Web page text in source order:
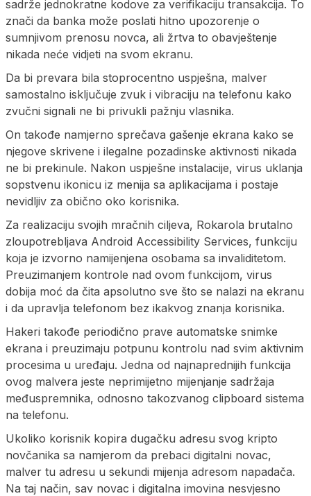
sadrže jednokratne kodove za verifikaciju transakcija. To
znači da banka može poslati hitno upozorenje o
sumnjivom prenosu novca, ali žrtva to obavještenje
nikada neće vidjeti na svom ekranu.
Da bi prevara bila stoprocentno uspješna, malver
samostalno isključuje zvuk i vibraciju na telefonu kako
zvučni signali ne bi privukli pažnju vlasnika.
On takođe namjerno sprečava gašenje ekrana kako se
njegove skrivene i ilegalne pozadinske aktivnosti nikada
ne bi prekinule. Nakon uspješne instalacije, virus uklanja
sopstvenu ikonicu iz menija sa aplikacijama i postaje
nevidljiv za obično oko korisnika.
Za realizaciju svojih mračnih ciljeva, Rokarola brutalno
zloupotrebljava Android Accessibility Services, funkciju
koja je izvorno namijenjena osobama sa invaliditetom.
Preuzimanjem kontrole nad ovom funkcijom, virus
dobija moć da čita apsolutno sve što se nalazi na ekranu
i da upravlja telefonom bez ikakvog znanja korisnika.
Hakeri takođe periodično prave automatske snimke
ekrana i preuzimaju potpunu kontrolu nad svim aktivnim
procesima u uređaju. Jedna od najnaprednijih funkcija
ovog malvera jeste neprimijetno mijenjanje sadržaja
međuspremnika, odnosno takozvanog clipboard sistema
na telefonu.
Ukoliko korisnik kopira dugačku adresu svog kripto
novčanika sa namjerom da prebaci digitalni novac,
malver tu adresu u sekundi mijenja adresom napadača.
Na taj način, sav novac i digitalna imovina nesvjesno